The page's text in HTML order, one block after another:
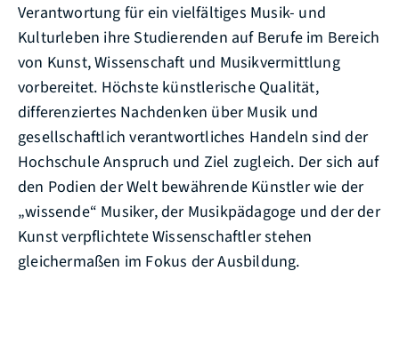
Verantwortung für ein vielfältiges Musik- und
Kulturleben ihre Studierenden auf Berufe im Bereich
von Kunst, Wissenschaft und Musikvermittlung
vorbereitet. Höchste künstlerische Qualität,
differenziertes Nachdenken über Musik und
gesellschaftlich verantwortliches Handeln sind der
Hochschule Anspruch und Ziel zugleich. Der sich auf
den Podien der Welt bewährende Künstler wie der
„wissende“ Musiker, der Musikpädagoge und der der
Kunst verpflichtete Wissenschaftler stehen
gleichermaßen im Fokus der Ausbildung.